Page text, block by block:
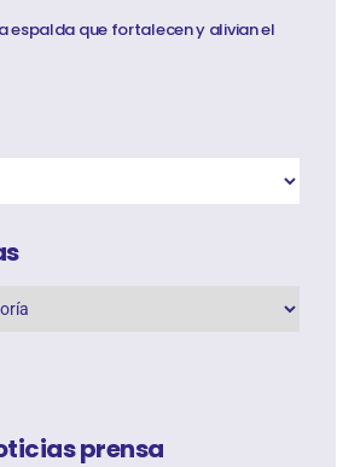
espalda que fortalecen y alivian el
prensa